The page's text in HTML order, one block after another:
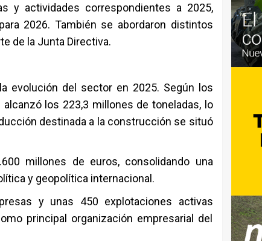
y actividades correspondientes a 2025,
2026. También se abordaron distintos
de la Junta Directiva.
evolución del sector en 2025. Según los
los 223,3 millones de toneladas, lo
destinada a la construcción se situó
millones de euros, consolidando una
y geopolítica internacional.
y unas 450 explotaciones activas
principal organización empresarial del